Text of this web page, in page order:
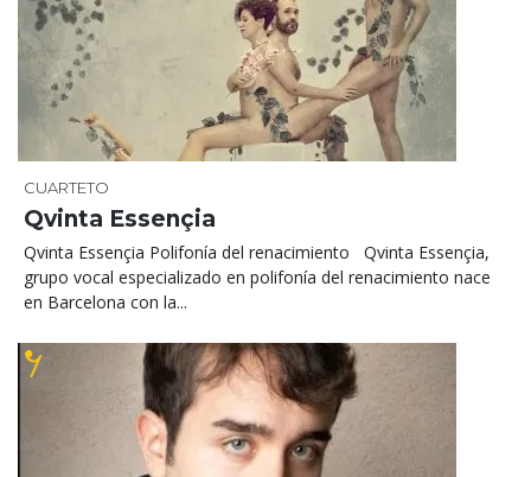
CUARTETO
Qvinta Essençia
Qvinta Essençia Polifonía del renacimiento Qvinta Essençia,
grupo vocal especializado en polifonía del renacimiento nace
en Barcelona con la...